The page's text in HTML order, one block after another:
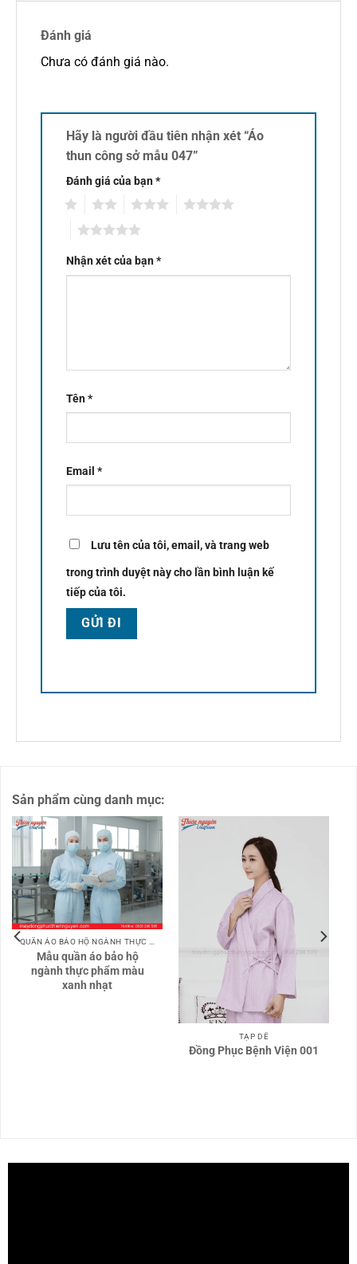
Đánh giá
Chưa có đánh giá nào.
Hãy là người đầu tiên nhận xét “Áo
thun công sở mẫu 047”
Đánh giá của bạn*
Nhận xét của bạn*
Tên*
Email *
Lưu tên của tôi, email, và trang web
trong trình duyệt này cho lần bình luận kế
tiếp của tôi.
Sản phẩm cùng danh mục:
QUẦN ÁO BẢO HỘ NGÀNH THỰC PHẨM
Mẫu quần áo bảo hộ
ngành thực phẩm màu
xanh nhạt
TẠP DỀ
Đồng Phục Bệnh Viện 001